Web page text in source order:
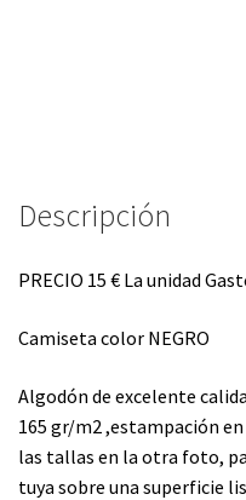
PAGADOS
Descripción
PRECIO 15 € La unidad
Camiseta color NEGRO
Algodón de excelente
165 gr/m2 ,estampación
las tallas en la otra foto,
tuya sobre una superficie